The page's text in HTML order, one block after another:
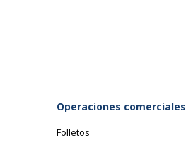
Operaciones comerciales
Folletos